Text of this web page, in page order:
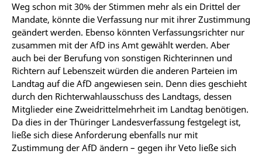
Weg schon mit 30% der Stimmen mehr als ein Drittel der
Mandate, könnte die Verfassung nur mit ihrer Zustimmung
geändert werden. Ebenso könnten Verfassungsrichter nur
zusammen mit der AfD ins Amt gewählt werden. Aber
auch bei der Berufung von sonstigen Richterinnen und
Richtern auf Lebenszeit würden die anderen Parteien im
Landtag auf die AfD angewiesen sein. Denn dies geschieht
durch den Richterwahlausschuss des Landtags, dessen
Mitglieder eine Zweidrittelmehrheit im Landtag benötigen.
Da dies in der Thüringer Landesverfassung festgelegt ist,
ließe sich diese Anforderung ebenfalls nur mit
Zustimmung der AfD ändern – gegen ihr Veto ließe sich